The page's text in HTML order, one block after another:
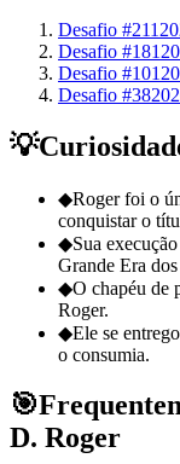
Desafio #211
Desafio #181
Desafio #101
Desafio #38
💡
◆Roger foi o
conquistar o
◆Sua
Grande Era
◆O chapéu de
Roger.
◆Ele se
o consumia.
🎯
D. Roger